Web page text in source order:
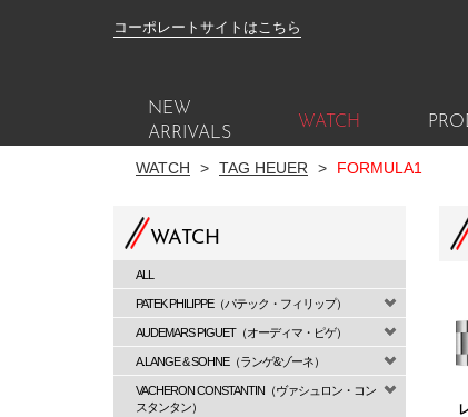
コーポレートサイトはこちら
NEW
ARRIVALS
WATCH
WATCH > TAG HEUER > FORMULA1
WATCH
ALL
PATEK PHILIPPE（パテック・フィリップ）
AUDEMARS PIGUET（オーディマ・ピゲ）
A.LANGE & SOHNE（ランゲ&ゾーネ）
VACHERON CONSTANTIN（ヴァシュロン・コン
スタンタン）